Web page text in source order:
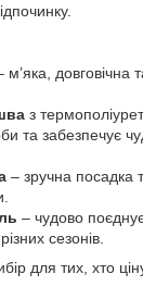
м’яка, довговічна
з
та забезпечує
– зручна посадка
– чудово
сезонів.
для тих, хто